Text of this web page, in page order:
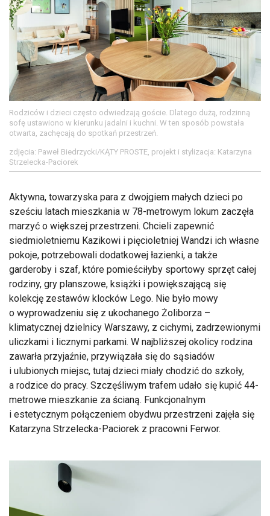
Rodziców i dzieci często odwiedzają goście. Dlatego dużą, rodzinną
sofę ustawiono w kierunku jadalni i kuchni. W ten sposób powstała
otwarta, zachęcają do spotkań przestrzeń.
zdjęcia: Paweł Biedrzycki/KĄTY PROSTE, projekt i stylizacja: Katarzyna
Strzelecka-Paciorek
Aktywna, towarzyska para z dwojgiem małych dzieci po
sześciu latach mieszkania w 78-metrowym lokum zaczęła
marzyć o większej przestrzeni. Chcieli zapewnić
siedmioletniemu Kazikowi i pięcioletniej Wandzi ich własne
pokoje, potrzebowali dodatkowej łazienki, a także
garderoby i szaf, które pomieściłyby sportowy sprzęt całej
rodziny, gry planszowe, książki i powiększającą się
kolekcję zestawów klocków Lego. Nie było mowy
o wyprowadzeniu się z ukochanego Żoliborza –
klimatycznej dzielnicy Warszawy, z cichymi, zadrzewionymi
uliczkami i licznymi parkami. W najbliższej okolicy rodzina
zawarła przyjaźnie, przywiązała się do sąsiadów
i ulubionych miejsc, tutaj dzieci miały chodzić do szkoły,
a rodzice do pracy. Szczęśliwym trafem udało się kupić 44-
metrowe mieszkanie za ścianą. Funkcjonalnym
i estetycznym połączeniem obydwu przestrzeni zajęła się
Katarzyna Strzelecka-Paciorek z pracowni Ferwor.